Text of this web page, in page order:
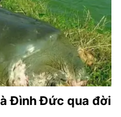
Đình Đức qua đời